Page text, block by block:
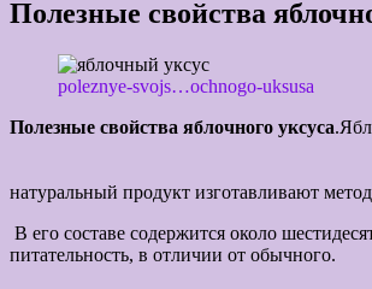
Полезные свойства
poleznye-svojs…ochnogo-uksusa
Полезные свойства яблочного уксуса
Находит
натуральный продукт изготавливают
В его составе содержится около